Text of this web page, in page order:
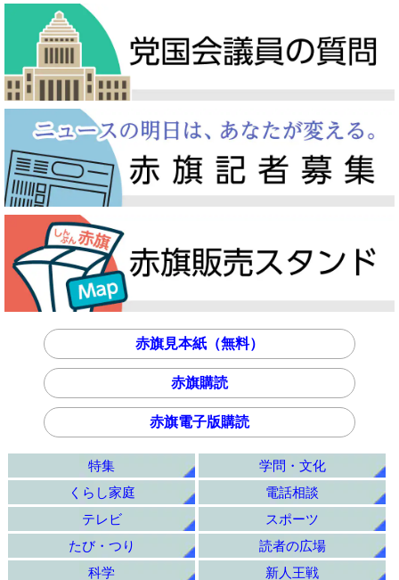
赤旗見本紙（無料）
赤旗購読
赤旗電子版購読
特集
学問・文化
くらし家庭
電話相談
テレビ
スポーツ
たび・つり
読者の広場
科学
新人王戦